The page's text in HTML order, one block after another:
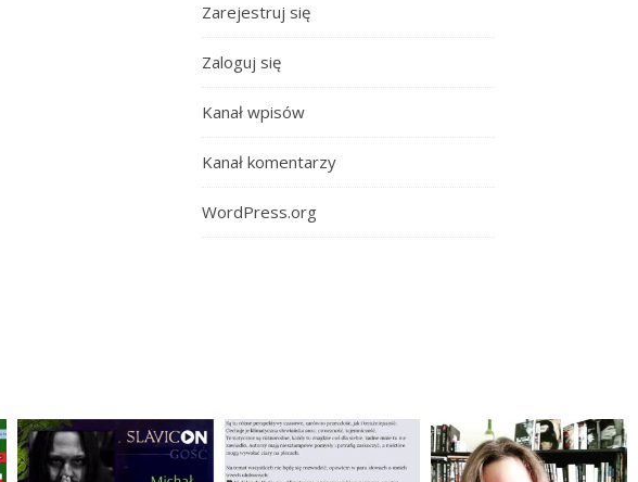
Zarejestruj się
Zaloguj się
Kanał wpisów
Kanał komentarzy
WordPress.org